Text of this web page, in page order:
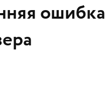
ошибка